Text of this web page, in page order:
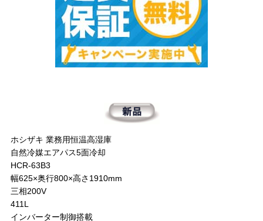
ホシザキ 業務用恒温高湿庫
自然冷媒エアパス5面冷却
HCR-63B3
幅625×奥行800×高さ1910mm
三相200V
411L
インバーター制御搭載